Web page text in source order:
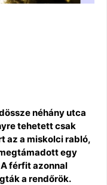
néhány utca
tehetett csak
az a miskolci rabló,
egy
férfit azonnal
a rendőrök.